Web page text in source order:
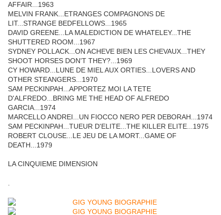
AFFAIR...1963
MELVIN FRANK...ETRANGES COMPAGNONS DE
LIT...STRANGE BEDFELLOWS...1965
DAVID GREENE...LA MALEDICTION DE WHATELEY...THE
SHUTTERED ROOM...1967
SYDNEY POLLACK...ON ACHEVE BIEN LES CHEVAUX...THEY
SHOOT HORSES DON'T THEY?...1969
CY HOWARD...LUNE DE MIEL AUX ORTIES...LOVERS AND
OTHER STEANGERS...1970
SAM PECKINPAH...APPORTEZ MOI LA TETE
D'ALFREDO...BRING ME THE HEAD OF ALFREDO
GARCIA...1974
MARCELLO ANDREI...UN FIOCCO NERO PER DEBORAH...1974
SAM PECKINPAH...TUEUR D'ELITE...THE KILLER ELITE...1975
ROBERT CLOUSE...LE JEU DE LA MORT...GAME OF
DEATH...1979
LA CINQUIEME DIMENSION